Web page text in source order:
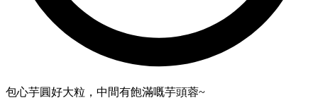
包心芋圓好大粒，中間有飽滿嘅芋頭蓉~